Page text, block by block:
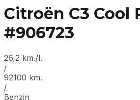
Citroën C3 Cool
#906723
26,2 km./l.
/
92100 km.
/
Benzin